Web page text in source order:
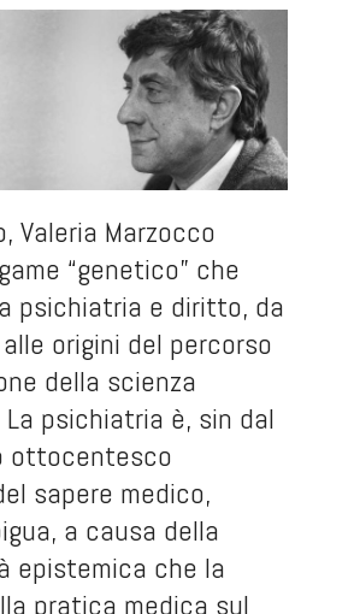
Valeria Marzocco
“genetico” che
psichiatria e diritto, da
origini del percorso
della scienza
psichiatria è, sin dal
ottocentesco
sapere medico,
a causa della
epistemica che la
pratica medica sul